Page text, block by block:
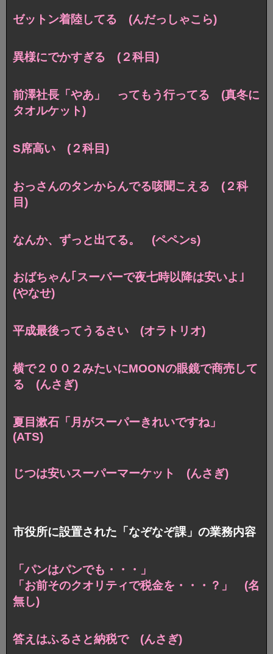
ゼットン着陸してる (んだっしゃこら)
異様にでかすぎる (２科目)
前澤社長「やあ」 ってもう行ってる (真冬に
タオルケット)
S席高い (２科目)
おっさんのタンからんでる咳聞こえる (２科
目)
なんか、ずっと出てる。 (ペペンs)
おばちゃん｢スーパーで夜七時以降は安いよ｣
(やなせ)
平成最後ってうるさい (オラトリオ)
横で２００２みたいにMOONの眼鏡で商売して
る (んさぎ)
夏目漱石「月がスーパーきれいですね」
(ATS)
じつは安いスーパーマーケット (んさぎ)
市役所に設置された「なぞなぞ課」の業務内容
「パンはパンでも・・・」
「お前そのクオリティで税金を・・・？」 (名
無し)
答えはふるさと納税で (んさぎ)